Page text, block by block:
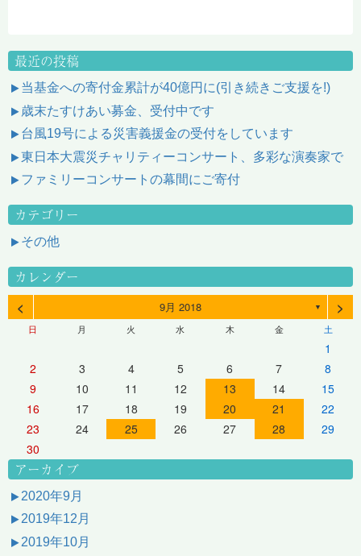
最近の投稿
当基金への寄付金累計が40億円に(引き続きご支援を!)
歳末たすけあい募金、受付中です
台風19号による災害義援金の受付をしています
東日本大震災チャリティーコンサート、多彩な演奏家で
ファミリーコンサートの幕間にご寄付
カテゴリー
その他
カレンダー
< 9月 2018 ▼ >
日 月 火 水 木 金 土
1
2
3 4 5 6 7
8
9
10 11 12 13 14
15
16
17 18 19 20 21
22
23
24 25 26 27 28
29
30
アーカイブ
2020年9月
2019年12月
2019年10月